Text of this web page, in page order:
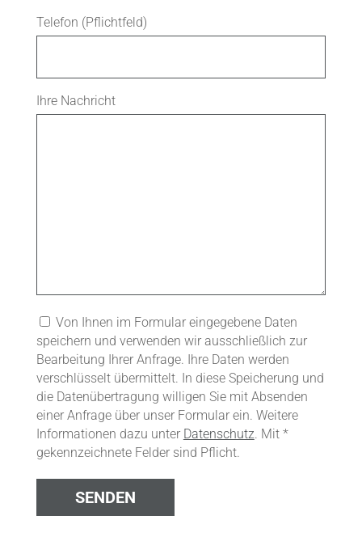
Telefon (Pflichtfeld)
Ihre Nachricht
Von Ihnen im Formular eingegebene Daten
speichern und verwenden wir ausschließlich zur
Bearbeitung Ihrer Anfrage. Ihre Daten werden
verschlüsselt übermittelt. In diese Speicherung und
die Datenübertragung willigen Sie mit Absenden
einer Anfrage über unser Formular ein. Weitere
Informationen dazu unter Datenschutz. Mit *
gekennzeichnete Felder sind Pflicht.